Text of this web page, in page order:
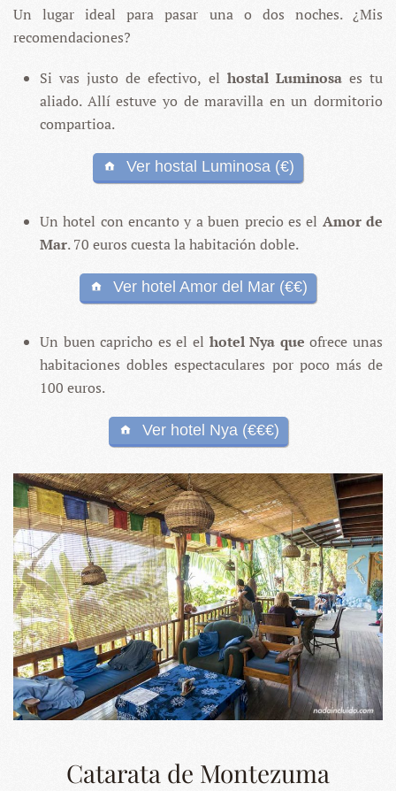
Un lugar ideal para pasar una o dos noches. ¿Mis
recomendaciones?
Si vas justo de efectivo, el hostal Luminosaes tu
aliado. Allí estuve yo de maravilla en un dormitorio
compartioa.
Ver hostal Luminosa (€)
Un hotel con encanto y a buen precio es el Amor de
Mar. 70 euros cuesta la habitación doble.
Ver hotel Amor del Mar (€€)
Un buen capricho es el el hotel Nya que ofrece unas
habitaciones dobles espectaculares por poco más de
100 euros.
Ver hotel Nya (€€€)
Catarata de Montezuma